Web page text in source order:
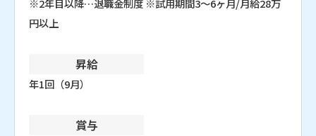
※2年目以降…退職金制度 ※試用期間3〜6ヶ月/月給28万
円以上
昇給
年1回（9月）
賞与